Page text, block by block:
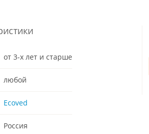
от 3-х лет и старше
любой
Ecoved
Россия